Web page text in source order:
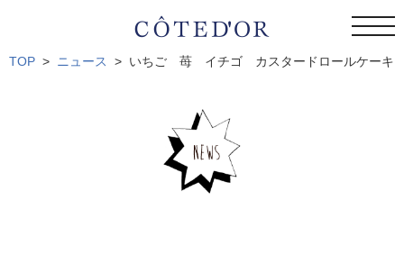
TOP ニュース いちご 苺 イチゴ カスタードロールケーキ